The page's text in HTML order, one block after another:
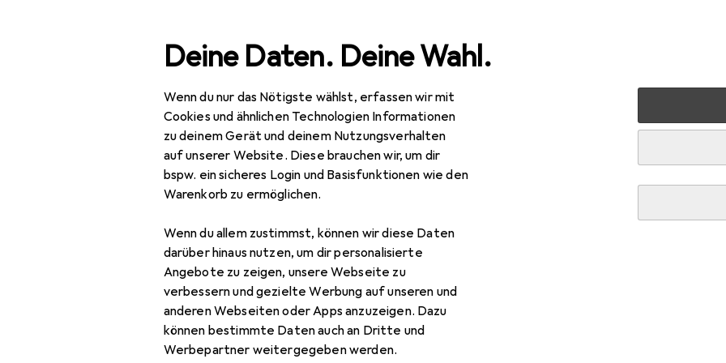
Deine Daten. Deine Wahl.
Wenn du nur das Nötigste wählst, erfassen wir mit
Cookies und ähnlichen Technologien Informationen
zu deinem Gerät und deinem Nutzungsverhalten
auf unserer Website. Diese brauchen wir, um dir
bspw. ein sicheres Login und Basisfunktionen wie den
Warenkorb zu ermöglichen.
Wenn du allem zustimmst, können wir diese Daten
darüber hinaus nutzen, um dir personalisierte
Angebote zu zeigen, unsere Webseite zu
verbessern und gezielte Werbung auf unseren und
anderen Webseiten oder Apps anzuzeigen. Dazu
können bestimmte Daten auch an Dritte und
Werbepartner weitergegeben werden.
Navigation nach KategorienSpielzeug Spielfahrzeuge Ferngesteuerte Fahrzeuge RC Flugzeug